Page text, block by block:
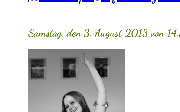
Samstag, den 3. August 2013 von